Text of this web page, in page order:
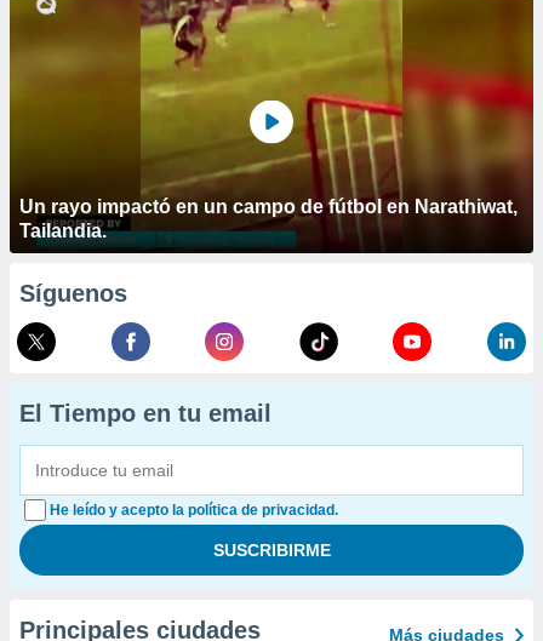
Un rayo impactó en un campo de fútbol en Narathiwat,
Tailandia.
Síguenos
El Tiempo en tu email
He leído y acepto la política de privacidad.
Principales ciudades Más ciudades